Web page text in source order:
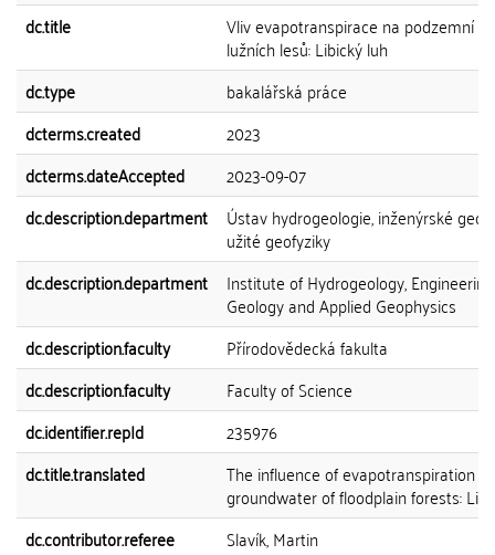
dc.title
Vliv evapotranspirace na podzemní
lužních lesů: Libický luh
dc.type
bakalářská práce
dcterms.created
2023
dcterms.dateAccepted
2023-09-07
dc.description.department
Ústav hydrogeologie, inženýrské
užité geofyziky
dc.description.department
Institute of Hydrogeology, Engineering
Geology and Applied Geophysics
dc.description.faculty
Přírodovědecká fakulta
dc.description.faculty
Faculty of Science
dc.identifier.repId
235976
dc.title.translated
The influence of evapotranspiration
groundwater of floodplain forests:
dc.contributor.referee
Slavík, Martin